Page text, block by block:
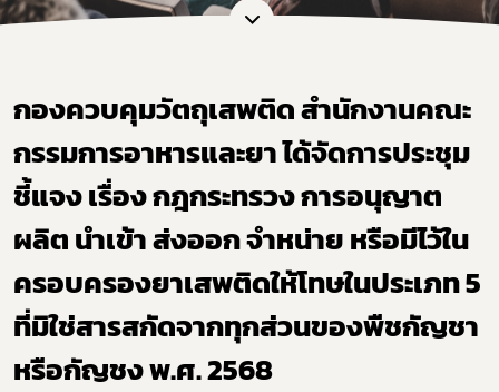
กองควบคุมวัตถุเสพติด สำนักงานคณะ
กรรมการอาหารและยา ได้จัดการประชุม
ชี้แจง เรื่อง กฎกระทรวง การอนุญาต
ผลิต นำเข้า ส่งออก จำหน่าย หรือมีไว้ใน
ครอบครองยาเสพติดให้โทษในประเภท 5
ที่มิใช่สารสกัดจากทุกส่วนของพืชกัญชา
หรือกัญชง พ.ศ. 2568